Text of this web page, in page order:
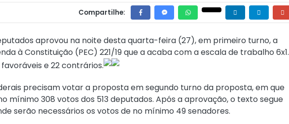
Compartilhe:
aprovou na noite desta quarta-feira (27), em primeiro turno, a
à Constituição (PEC) 221/19 que a acaba com a escala de trabalho 6x1.
e 22 contrários.
precisam votar a proposta em segundo turno da proposta, em que
mínimo 308 votos dos 513 deputados. Após a aprovação, o texto segue
serão necessários os votos de no mínimo 49 senadores.